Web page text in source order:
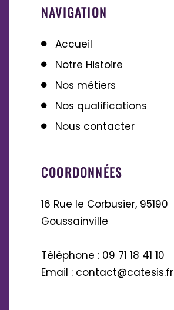
NAVIGATION
Accueil
Notre Histoire
Nos métiers
Nos qualifications
Nous contacter
COORDONNÉES
16 Rue le Corbusier, 95190
Goussainville
Téléphone : 09 71 18 41 10
Email : contact@catesis.fr